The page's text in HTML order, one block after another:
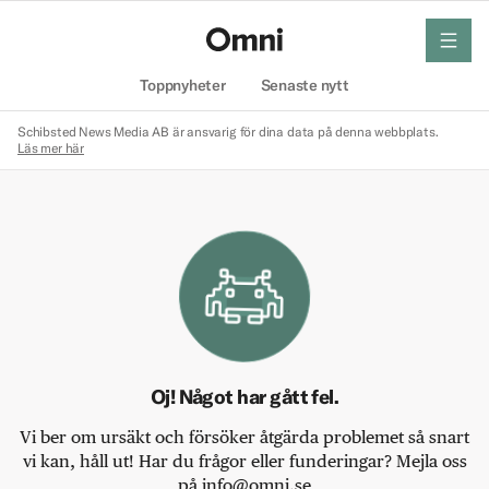
Toppnyheter Senaste nytt
meny
Schibsted News Media AB är ansvarig för dina data på denna webbplats.
Läs mer här
Oj! Något har gått fel.
Vi ber om ursäkt och försöker åtgärda problemet så snart
vi kan, håll ut! Har du frågor eller funderingar? Mejla oss